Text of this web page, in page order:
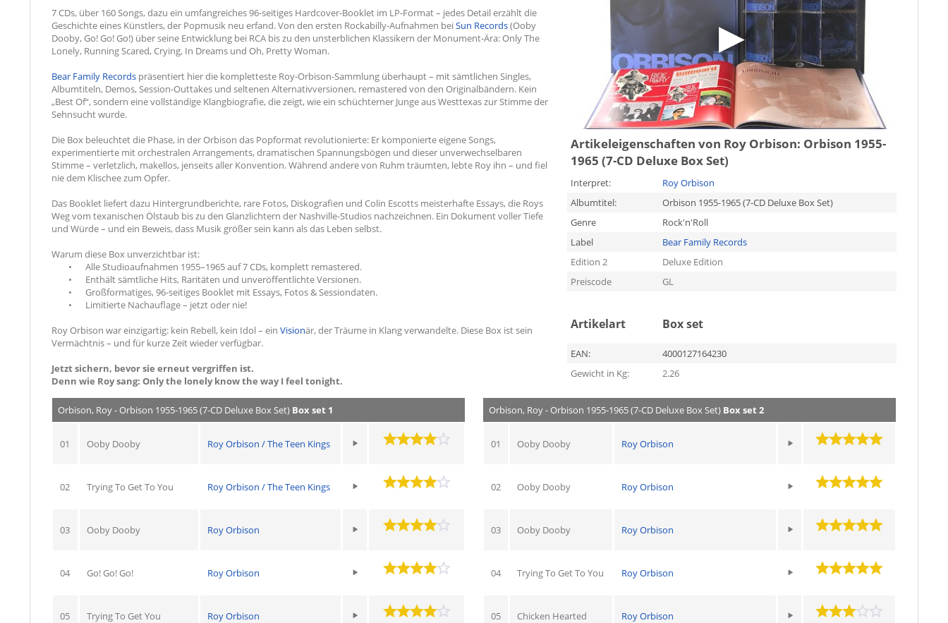
7 CDs, über 160 Songs, dazu ein umfangreiches 96-seitiges Hardcover-Booklet im LP-Format – jedes Detail erzählt die
Geschichte eines Künstlers, der Popmusik neu erfand. Von den ersten Rockabilly-Aufnahmen beiSun Records(Ooby
Dooby, Go! Go! Go!) über seine Entwicklung bei RCA bis zu den unsterblichen Klassikern der Monument-Ära: Only The
Lonely, Running Scared, Crying, In Dreams und Oh, Pretty Woman.
Bear Family Records präsentiert hier die kompletteste Roy-Orbison-Sammlung überhaupt – mit sämtlichen Singles,
Albumtiteln, Demos, Session-Outtakes und seltenen Alternativversionen, remastered von den Originalbändern. Kein
„Best Of“, sondern eine vollständige Klangbiografie, die zeigt, wie ein schüchterner Junge aus Westtexas zur Stimme der
Sehnsucht wurde.
Die Box beleuchtet die Phase, in der Orbison das Popformat revolutionierte: Er komponierte eigene Songs,
experimentierte mit orchestralen Arrangements, dramatischen Spannungsbögen und dieser unverwechselbaren
Stimme – verletzlich, makellos, jenseits aller Konvention. Während andere von Ruhm träumten, lebte Roy ihn – und fiel
nie dem Klischee zum Opfer.
Das Booklet liefert dazu Hintergrundberichte, rare Fotos, Diskografien und Colin Escotts meisterhafte Essays, die Roys
Weg vom texanischen Ölstaub bis zu den Glanzlichtern der Nashville-Studios nachzeichnen. Ein Dokument voller Tiefe
und Würde – und ein Beweis, dass Musik größer sein kann als das Leben selbst.
Warum diese Box unverzichtbar ist:
•
Alle Studioaufnahmen 1955–1965 auf 7 CDs, komplett remastered.
•
Enthält sämtliche Hits, Raritäten und unveröffentlichte Versionen.
•
Großformatiges, 96-seitiges Booklet mit Essays, Fotos & Sessiondaten.
•
Limitierte Nachauflage – jetzt oder nie!
Roy Orbison war einzigartig: kein Rebell, kein Idol – ein Visionär, der Träume in Klang verwandelte. Diese Box ist sein
Vermächtnis – und für kurze Zeit wieder verfügbar.
Jetzt sichern, bevor sie erneut vergriffen ist.
Denn wie Roy sang: Only the lonely know the way I feel tonight.
Artikeleigenschaften von Roy Orbison: Orbison 1955-
1965 (7-CD Deluxe Box Set)
Interpret:
Roy Orbison
Albumtitel:
Orbison 1955-1965 (7-CD Deluxe Box Set)
Genre
Rock'n'Roll
Label
Bear Family Records
Edition 2
Deluxe Edition
Preiscode
GL
Artikelart Box set
EAN:
4000127164230
Gewicht in Kg:
2.26
Orbison, Roy - Orbison 1955-1965 (7-CD Deluxe Box Set) Box set 1
01 Ooby Dooby Roy Orbison / The Teen Kings
02 Trying To Get To You Roy Orbison / The Teen Kings
03 Ooby Dooby Roy Orbison
04 Go! Go! Go! Roy Orbison
05 Trying To Get You Roy Orbison
Orbison, Roy - Orbison 1955-1965 (7-CD Deluxe Box Set) Box set 2
01 Ooby Dooby Roy Orbison
02 Ooby Dooby Roy Orbison
03 Ooby Dooby Roy Orbison
04 Trying To Get To You Roy Orbison
05 Chicken Hearted Roy Orbison